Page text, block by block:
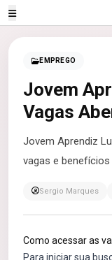
EMPREGO
Jovem
Vagas
Jovem Aprendiz
vagas e
Sergio Marques
Como acessar as
Para iniciar sua